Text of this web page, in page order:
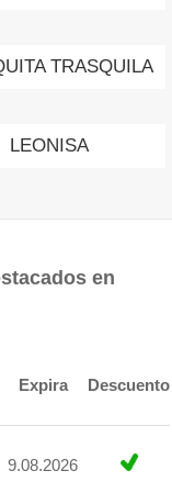
TRASQUILA
LEONISA
en
Expira Descuento
9.08.2026